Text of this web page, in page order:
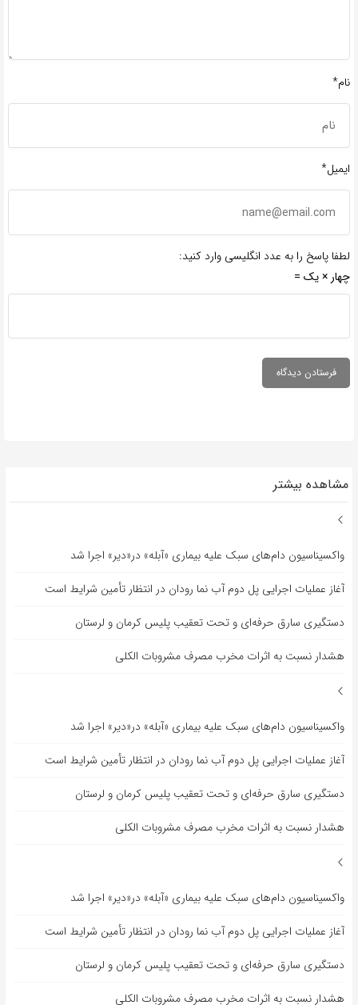
نام*
ایمیل*
لطفا پاسخ را به عدد انگلیسی وارد کنید:
چهار × یک =
مشاهده بیشتر
واکسیناسیون دام‌های سبک علیه بیماری «آبله» در«دیر» اجرا شد
آغاز عملیات اجرایی پل دوم آب نما رودان در انتظار تأمین شرایط است
دستگیری سارق حرفه‌ای و تحت تعقیب پلیس کرمان و لرستان
هشدار نسبت به اثرات مخرب مصرف مشروبات الکلی
واکسیناسیون دام‌های سبک علیه بیماری «آبله» در«دیر» اجرا شد
آغاز عملیات اجرایی پل دوم آب نما رودان در انتظار تأمین شرایط است
دستگیری سارق حرفه‌ای و تحت تعقیب پلیس کرمان و لرستان
هشدار نسبت به اثرات مخرب مصرف مشروبات الکلی
واکسیناسیون دام‌های سبک علیه بیماری «آبله» در«دیر» اجرا شد
آغاز عملیات اجرایی پل دوم آب نما رودان در انتظار تأمین شرایط است
دستگیری سارق حرفه‌ای و تحت تعقیب پلیس کرمان و لرستان
هشدار نسبت به اثرات مخرب مصرف مشروبات الکلی